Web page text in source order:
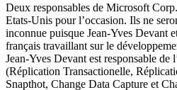
Deux responsables de Microsoft
Etats-Unis pour l’occasion. Ils ne
inconnue puisque Jean-Yves Devant
français travaillant sur le
Jean-Yves Devant est responsable de
(Réplication Transactionelle,
Snapthot, Change Data Capture et